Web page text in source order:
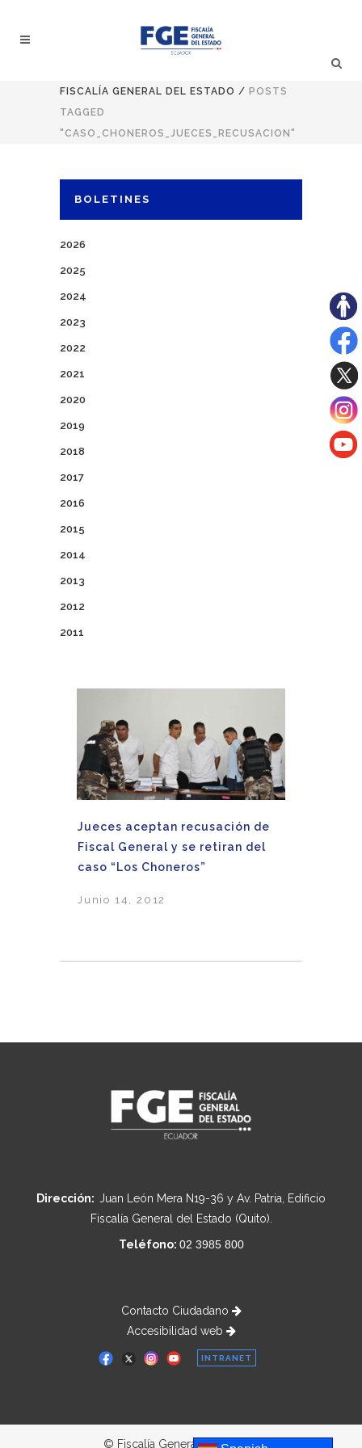
FISCALÍA GENERAL DEL ESTADO / POSTS
TAGGED
"CASO_CHONEROS_JUECES_RECUSACION"
BOLETINES
2026
2025
2024
2023
2022
2021
2020
2019
2018
2017
2016
2015
2014
2013
2012
2011
Jueces aceptan recusación de
Fiscal General y se retiran del
caso “Los Choneros”
Junio 14, 2012
Dirección: Juan León Mera N19-36 y Av. Patria, Edificio
Fiscalía General del Estado (Quito).
Teléfono: 02 3985 800
Contacto Ciudadano
Accesibilidad web
INTRANET
© Fiscalía General del Estado